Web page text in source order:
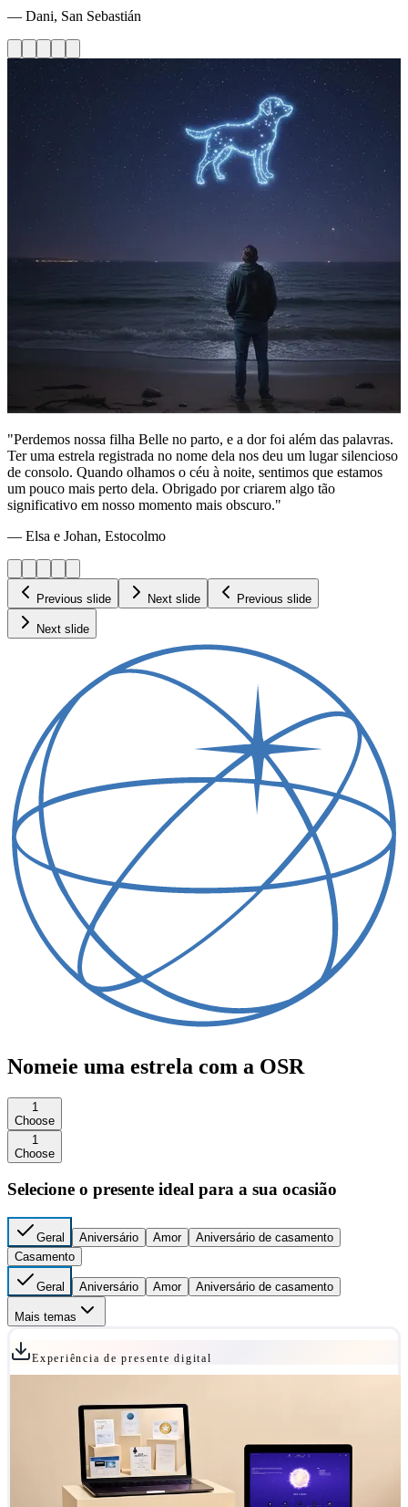
— Dani, San Sebastián
"Perdemos nossa filha Belle no parto, e a dor foi além das palavras.
Ter uma estrela registrada no nome dela nos deu um lugar silencioso
de consolo. Quando olhamos o céu à noite, sentimos que estamos
um pouco mais perto dela. Obrigado por criarem algo tão
significativo em nosso momento mais obscuro."
— Elsa e Johan, Estocolmo
Previous slide Next slide Previous slide
Next slide
Nomeie uma estrela com a OSR
1
Choose
1
Choose
Selecione o presente ideal para a sua ocasião
Geral Aniversário Amor
Aniversário de casamento
Casamento
Geral Aniversário Amor Aniversário de casamento
Mais temas
Experiência de presente digital